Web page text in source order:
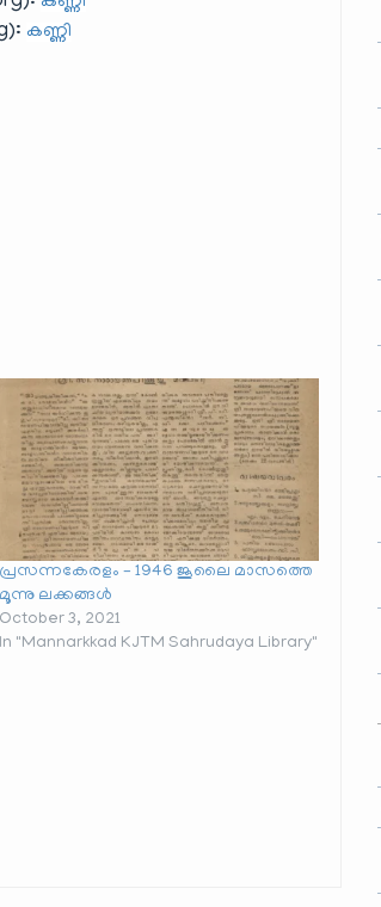
കണ്ണി
പ്രസന്നകേരളം – 1946 ജൂലൈ മാസത്തെ
മൂന്നു ലക്കങ്ങൾ
October 3, 2021
In "Mannarkkad KJTM Sahrudaya Library"